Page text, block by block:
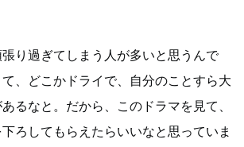
り過ぎてしまう人が多いと思うんで
、どこかドライで、自分のことすら大
るなと。だから、このドラマを見て、
ろしてもらえたらいいなと思っていま